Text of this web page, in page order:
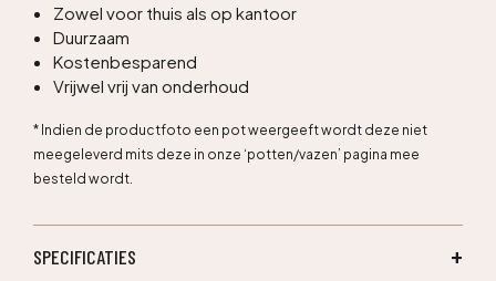
Zowel voor thuis als op kantoor
Duurzaam
Kostenbesparend
Vrijwel vrij van onderhoud
* Indien de productfoto een pot weergeeft wordt deze niet
meegeleverd mits deze in onze ‘potten/vazen’ pagina mee
besteld wordt.
SPECIFICATIES